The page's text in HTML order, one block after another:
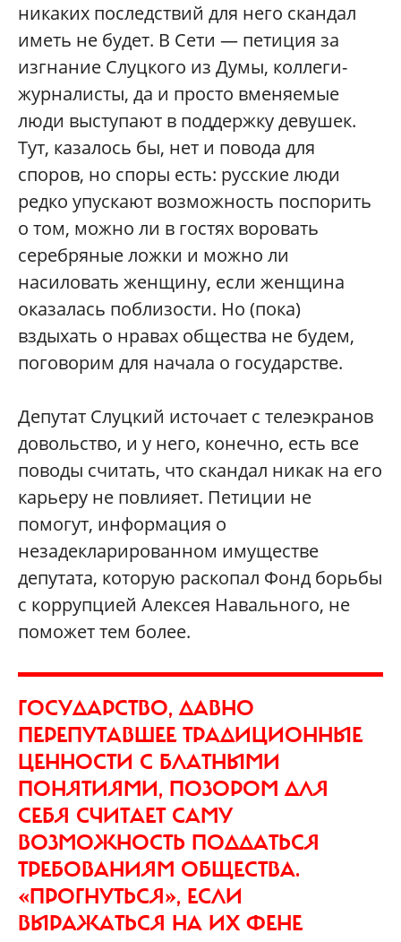
никаких последствий для него скандал
иметь не будет. В Сети — петиция за
изгнание Слуцкого из Думы, коллеги-
журналисты, да и просто вменяемые
люди выступают в поддержку девушек.
Тут, казалось бы, нет и повода для
споров, но споры есть: русские люди
редко упускают возможность поспорить
о том, можно ли в гостях воровать
серебряные ложки и можно ли
насиловать женщину, если женщина
оказалась поблизости. Но (пока)
вздыхать о нравах общества не будем,
поговорим для начала о государстве.
Депутат Слуцкий источает с телеэкранов
довольство, и у него, конечно, есть все
поводы считать, что скандал никак на его
карьеру не повлияет. Петиции не
помогут, информация о
незадекларированном имуществе
депутата, которую раскопал Фонд борьбы
с коррупцией Алексея Навального, не
поможет тем более.
ГОСУДАРСТВО, ДАВНО
ПЕРЕПУТАВШЕЕ ТРАДИЦИОННЫЕ
ЦЕННОСТИ С БЛАТНЫМИ
ПОНЯТИЯМИ, ПОЗОРОМ ДЛЯ
СЕБЯ СЧИТАЕТ САМУ
ВОЗМОЖНОСТЬ ПОДДАТЬСЯ
ТРЕБОВАНИЯМ ОБЩЕСТВА.
«ПРОГНУТЬСЯ», ЕСЛИ
ВЫРАЖАТЬСЯ НА ИХ ФЕНЕ